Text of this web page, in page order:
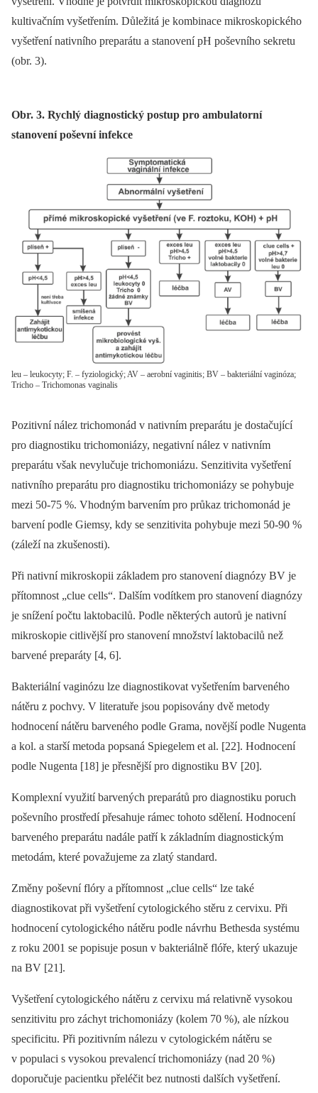
kultivačním vyšetřením. Důležitá je kombinace mikroskopického
vyšetření nativního preparátu a stanovení pH poševního sekretu
(obr. 3).
Obr. 3. Rychlý diagnostický postup pro ambulatorní
stanovení poševní infekce
leu – leukocyty; F. – fyziologický; AV – aerobní vaginitis; BV – bakteriální vaginóza;
Tricho – Trichomonas vaginalis
Pozitivní nález trichomonád v nativním preparátu je dostačující
pro diagnostiku trichomoniázy, negativní nález v nativním
preparátu však nevylučuje trichomoniázu. Senzitivita vyšetření
nativního preparátu pro diagnostiku trichomoniázy se pohybuje
mezi 50-75 %. Vhodným barvením pro průkaz trichomonád je
barvení podle Giemsy, kdy se senzitivita pohybuje mezi 50-90 %
(záleží na zkušenosti).
Při nativní mikroskopii základem pro stanovení diagnózy BV je
přítomnost „clue cells“. Dalším vodítkem pro stanovení diagnózy
je snížení počtu laktobacilů. Podle některých autorů je nativní
mikroskopie citlivější pro stanovení množství laktobacilů než
barvené preparáty [4, 6].
Bakteriální vaginózu lze diagnostikovat vyšetřením barveného
nátěru z pochvy. V literatuře jsou popisovány dvě metody
hodnocení nátěru barveného podle Grama, novější podle Nugenta
a kol. a starší metoda popsaná Spiegelem et al. [22]. Hodnocení
podle Nugenta [18] je přesnější pro dignostiku BV [20].
Komplexní využití barvených preparátů pro diagnostiku poruch
poševního prostředí přesahuje rámec tohoto sdělení. Hodnocení
barveného preparátu nadále patří k základním diagnostickým
metodám, které považujeme za zlatý standard.
Změny poševní flóry a přítomnost „clue cells“ lze také
diagnostikovat při vyšetření cytologického stěru z cervixu. Při
hodnocení cytologického nátěru podle návrhu Bethesda systému
z roku 2001 se popisuje posun v bakteriálně flóře, který ukazuje
na BV [21].
Vyšetření cytologického nátěru z cervixu má relativně vysokou
senzitivitu pro záchyt trichomoniázy (kolem 70 %), ale nízkou
specificitu. Při pozitivním nálezu v cytologickém nátěru se
v populaci s vysokou prevalencí trichomoniázy (nad 20 %)
doporučuje pacientku přeléčit bez nutnosti dalších vyšetření.